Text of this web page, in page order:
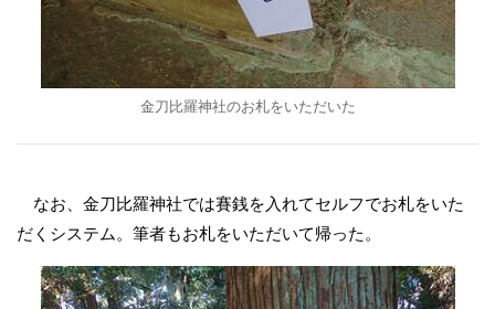
金刀比羅神社のお札をいただいた
なお、金刀比羅神社では賽銭を入れてセルフでお札をいた
だくシステム。筆者もお札をいただいて帰った。